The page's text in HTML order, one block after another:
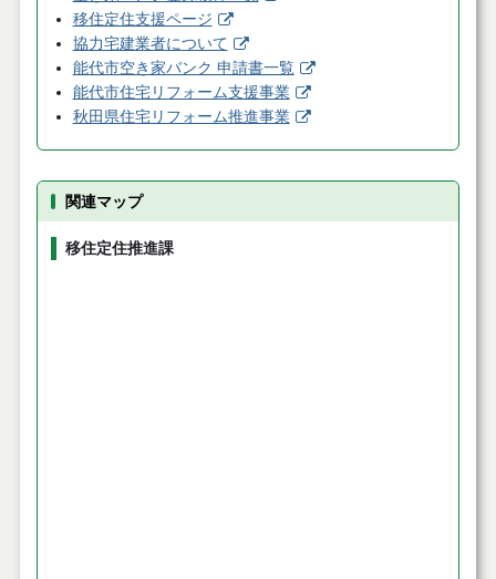
移住定住支援ページ
協力宅建業者について
能代市空き家バンク 申請書一覧
能代市住宅リフォーム支援事業
秋田県住宅リフォーム推進事業
関連マップ
移住定住推進課